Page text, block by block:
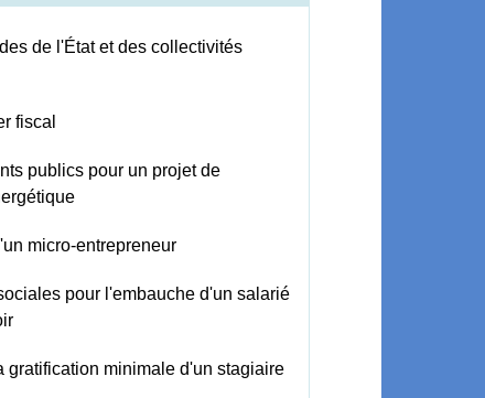
de l'État et des collectivités
fiscal
publics pour un projet de
micro-entrepreneur
pour l'embauche d'un salarié
gratification minimale d'un stagiaire